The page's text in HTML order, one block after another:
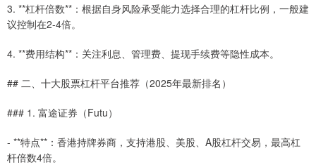
3. **杠杆倍数**：根据自身风险承受能力选择合理的杠杆比例，一般建
议控制在2-4倍。
4. **费用结构**：关注利息、管理费、提现手续费等隐性成本。
## 二、十大股票杠杆平台推荐（2025年最新排名）
### 1. 富途证券（Futu）
- **特点**：香港持牌券商，支持港股、美股、A股杠杆交易，最高杠
杆倍数4倍。